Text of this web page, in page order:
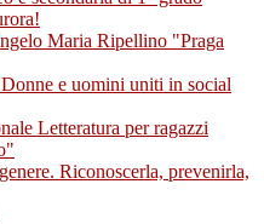
Maria Ripellino "Praga
e uomini uniti in social
Letteratura per ragazzi
Riconoscerla, prevenirla,